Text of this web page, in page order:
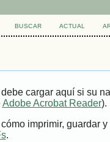
BUSCAR ACTUAL
cargar aquí si su
Adobe Acrobat Reader).
imprimir, guardar
.